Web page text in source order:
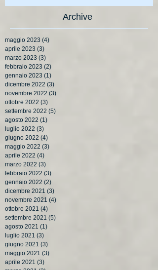
Archive
maggio 2023 (4)
aprile 2023 (3)
marzo 2023 (3)
febbraio 2023 (2)
gennaio 2023 (1)
dicembre 2022 (3)
novembre 2022 (3)
ottobre 2022 (3)
settembre 2022 (5)
agosto 2022 (1)
luglio 2022 (3)
giugno 2022 (4)
maggio 2022 (3)
aprile 2022 (4)
marzo 2022 (3)
febbraio 2022 (3)
gennaio 2022 (2)
dicembre 2021 (3)
novembre 2021 (4)
ottobre 2021 (4)
settembre 2021 (5)
agosto 2021 (1)
luglio 2021 (3)
giugno 2021 (3)
maggio 2021 (3)
aprile 2021 (3)